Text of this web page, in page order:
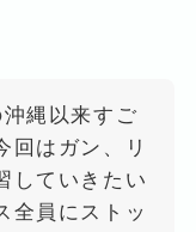
縄以来すご
回はガン、リ
していきたい
全員にストッ